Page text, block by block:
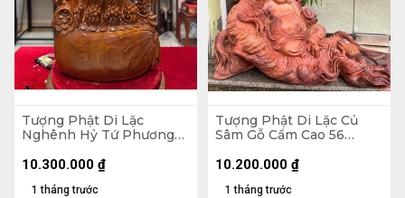
Tượng Phật Di Lặc
Nghênh Hỷ Tứ Phương
Ngang 46 Sâu 23 (cm)
1 tháng trước
10.300.000 ₫
Tượng Phật Di Lặc Củ
Sâm Gỗ Cẩm Cao 56
1 tháng trước
10.200.000 ₫